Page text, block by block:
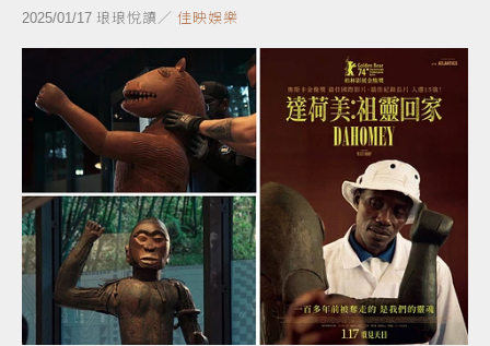
2025/01/17 琅琅悅讀／ 佳映娛樂